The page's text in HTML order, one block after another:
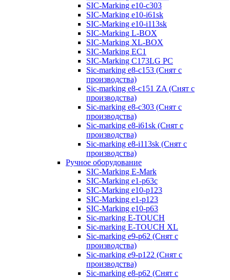
SIC-Marking e10-c303
SIC-Marking e10-i61sk
SIC-Marking e10-i113sk
SIC-Marking L-BOX
SIC-Marking XL-BOX
SIC-Marking EC1
SIC-Marking C173LG PC
Sic-marking e8-c153 (Снят с
производства)
Sic-marking e8-c151 ZA (Снят с
производства)
Sic-marking e8-c303 (Снят с
производства)
Sic-marking e8-i61sk (Снят с
производства)
Sic-marking e8-i113sk (Снят с
производства)
Ручное оборудование
SIC-Marking E-Mark
SIC-Marking e1-p63с
SIC-Marking e10-p123
SIC-Marking e1-p123
SIC-Marking e10-p63
Sic-marking E-TOUCH
Sic-marking E-TOUCH XL
Sic-marking e9-p62 (Снят с
производства)
Sic-marking e9-p122 (Снят с
производства)
Sic-marking e8-p62 (Снят с